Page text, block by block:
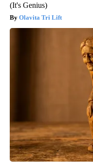
(It's Genius)
Olavita Tri Lift